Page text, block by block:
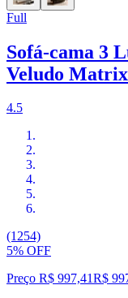
Full
Sofá-cama 3
Veludo
4.5
(1254)
5% OFF
Preço R$ 997,41R$